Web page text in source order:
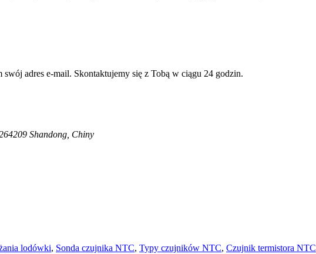
adres e-mail. Skontaktujemy się z Tobą w ciągu 24 godzin.
Shandong, Chiny
lodówki, Sonda czujnika NTC, Typy czujników NTC, Czujnik termistora NTC